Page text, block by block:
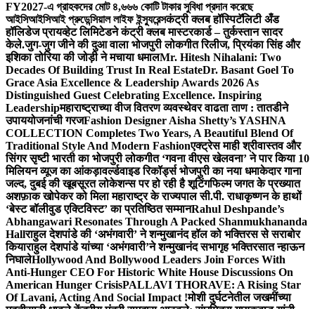
FY2027-এ গ্রাহকদের মোট ৪,৬৬৬ কোটি টাকার সুবিধা প্রদান করেছে
আইসিআইসিআই প্রুডেন্সিয়াল লাইফ ইন্স্যুরেন্সकंट्री क्लब हॉस्पिटॅलिटी अँड
हॉलिडेज प्रायव्हेट लिमिटेडने कंट्री क्लब मास्टरकार्ड – तुर्कस्तान सादर
केले.जुग-जुग जीने की दुआ वाला भोजपुरी लोकगीत रिलीज, प्रियंका सिंह और
इशिका तोरिया की जोड़ी ने मचाया धमालMr. Hitesh Nihalani: Two
Decades Of Building Trust In Real EstateDr. Basant Goel To
Grace Asia Excellence & Leadership Awards 2026 As
Distinguished Guest Celebrating Excellence. Inspiring
Leadershipमहाराष्ट्राच्या वीज वितरण व्यवस्थेवर वाढता ताण : तातडीने
उपाययोजनांची गरजFashion Designer Aisha Shetty’s YASHNA
COLLECTION Completes Two Years, A Beautiful Blend Of
Traditional Style And Modern Fashionएक्ट्रेस माही श्रीवास्तव और
सिंगर सृष्टी भारती का भोजपुरी लोकगीत ‘गवना वीएस खेलवना’ ने पार किया 10
मिलियन व्यूज का आंकड़ावर्ल्डवाइड रिकॉर्ड्स भोजपुरी का नया धमाकेदार गाना
जल्द, दुबई की खूबसूरत लोकेशन्स पर हो रही है शूटिंगफिल्म जगत के प्रख्यात
अशफ़ाक खोपेकर को मिला महाराष्ट्र के राज्यपाल सी.पी. राधाकृष्णन के हाथों
‘बेस्ट बॉलीवुड एक्टिविस्ट’ का प्रतिष्ठित सम्मानRahul Deshpande’s
Abhangawari Resonates Through A Packed Shanmukhananda
Hallराहुल देशपांडे की ‘अभंगवारी’ ने शन्मुखानंद हॉल को भक्तिरस से सराबोर
कियाराहुल देशपांडे यांच्या ‘अभंगवारी’ने शन्मुखानंद सभागृह भक्तिरसात न्हाऊन
निघालेHollywood And Bollywood Leaders Join Forces With
Anti-Hunger CEO For Historic White House Discussions On
American Hunger CrisisPALLAVI THORAVE: A Rising Star
Of Lavani, Acting And Social Impact !मोशी दुर्घटनेतील जखमींच्या